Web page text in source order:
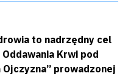
to nadrzędny cel
Krwi pod
Ojczyzna” prowadzonej